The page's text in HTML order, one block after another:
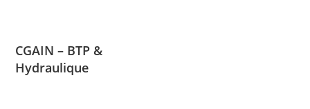
CGAIN – BTP &
Hydraulique